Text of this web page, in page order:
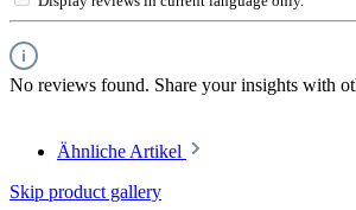
No reviews found. Share your insights with
Ähnliche Artikel
Skip product gallery